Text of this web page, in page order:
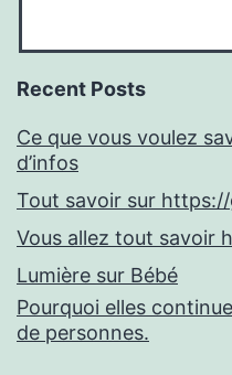
Recent Posts
Ce que vous voulez
d’infos
Tout savoir sur
Vous allez tout savoir
Lumière sur Bébé
Pourquoi elles
de personnes.